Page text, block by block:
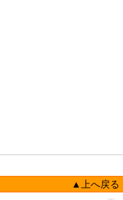
▲上へ戻る